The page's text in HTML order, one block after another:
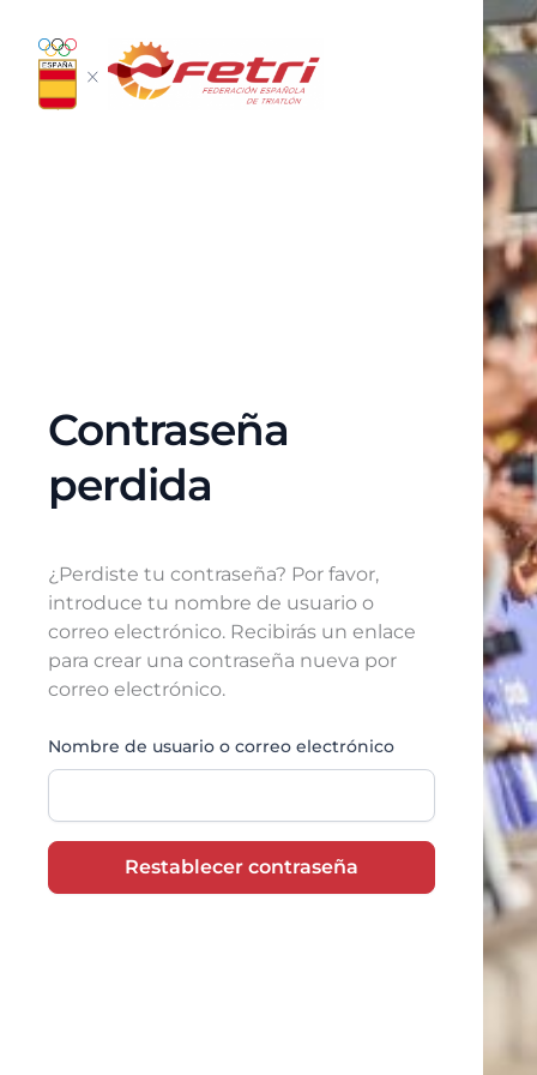
contenido
Contraseña
perdida
¿Perdiste tu contraseña? Por favor,
introduce tu nombre de usuario o
correo electrónico. Recibirás un enlace
para crear una contraseña nueva por
correo electrónico.
Nombre de usuario o correo electrónico
Restablecer contraseña